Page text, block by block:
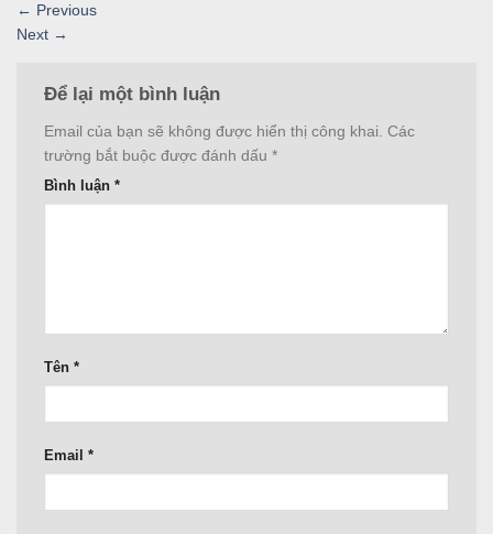
← Previous
Next →
Để lại một bình luận
Email của bạn sẽ không được hiển thị công khai. Các
trường bắt buộc được đánh dấu *
Bình luận *
Tên *
Email *